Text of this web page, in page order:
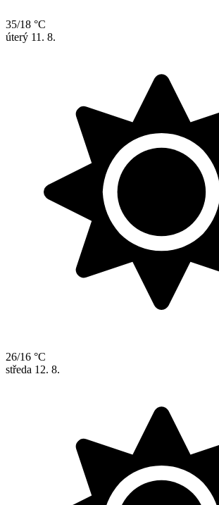
35/18 °C
úterý 11. 8.
26/16 °C
středa 12. 8.